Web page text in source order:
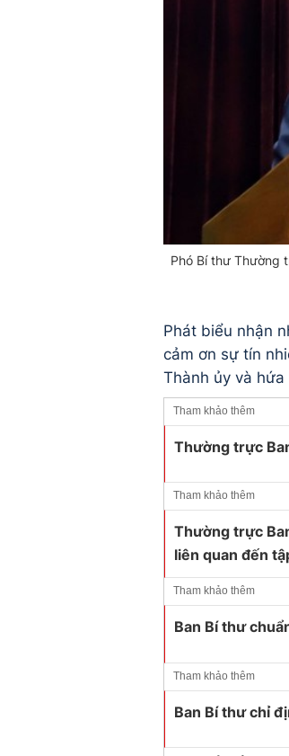
Phó Bí thư Thường
Phát biểu nhận
cảm ơn sự tín
Thành ủy và
Tham khảo thêm
Thường trực
Tham khảo thêm
Thường trực
liên quan đến
Tham khảo thêm
Ban Bí thư
Tham khảo thêm
Ban Bí thư chỉ